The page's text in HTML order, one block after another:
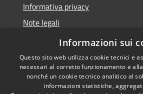
Informativa privacy
Note legali
Dichiarazione di accessibilità
Informazioni sui
Questo sito web utilizza cookie tecnici e
necessari al corretto funzionamento e
nonché un cookie tecnico analitico al
informazioni statistiche,